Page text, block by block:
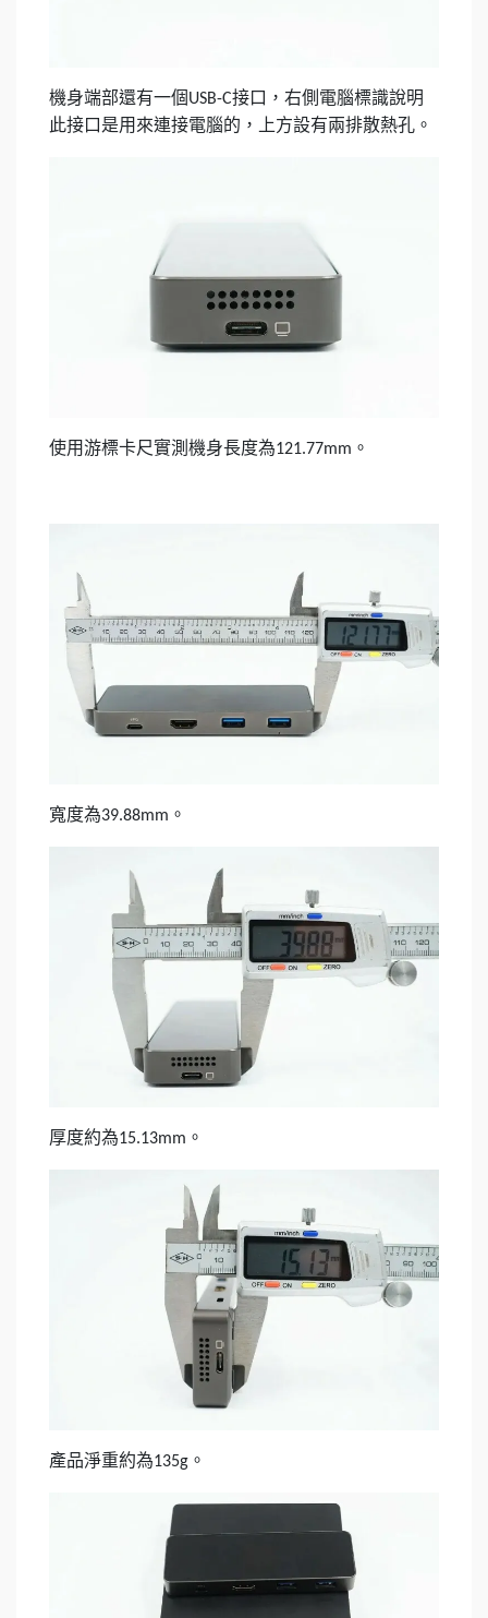
機身端部還有一個USB-C接口，右側電腦標識說明
此接口是用來連接電腦的，上方設有兩排散熱孔。
使用游標卡尺實測機身長度為121.77mm 。
寬度為39.88mm 。
厚度約為15.13mm 。
產品淨重約為135g 。